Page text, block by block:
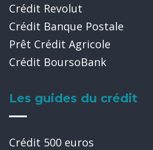
Crédit Revolut
Crédit Banque Postale
Prêt Crédit Agricole
Crédit BoursoBank
Les guides du crédit
Crédit 500 euros